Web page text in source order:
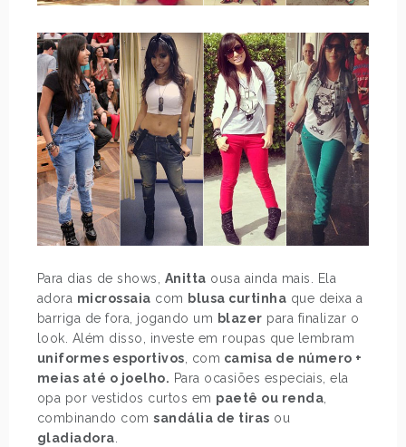
Para dias de shows, Anitta ousa ainda mais. Ela
adora microssaia com blusa curtinha que deixa a
barriga de fora, jogando um blazer para finalizar o
look. Além disso, investe em roupas que lembram
uniformes esportivos, com camisa de número +
meias até o joelho. Para ocasiões especiais, ela
opa por vestidos curtos em paetê ou renda,
combinando comsandália de tiras ou
gladiadora.